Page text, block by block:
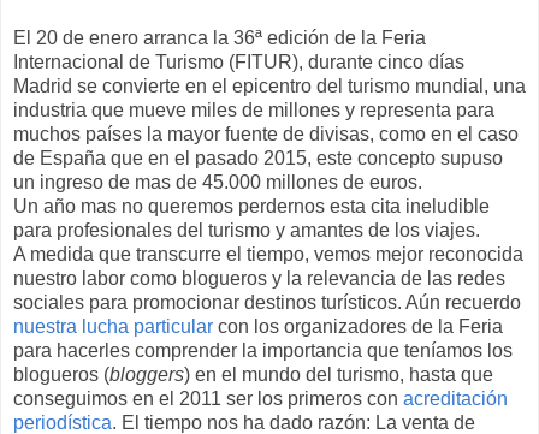
El 20 de enero arranca la 36ª edición de la Feria
Internacional de Turismo (FITUR), durante cinco días
Madrid se convierte en el epicentro del turismo mundial, una
industria que mueve miles de millones y representa para
muchos países la mayor fuente de divisas, como en el caso
de España que en el pasado 2015, este concepto supuso
un ingreso de mas de 45.000 millones de euros.
Un año mas no queremos perdernos esta cita ineludible
para profesionales del turismo y amantes de los viajes.
A medida que transcurre el tiempo, vemos mejor reconocida
nuestro labor como blogueros y la relevancia de las redes
sociales para promocionar destinos turísticos. Aún recuerdo
nuestra lucha particular con los organizadores de la Feria
para hacerles comprender la importancia que teníamos los
blogueros (bloggers) en el mundo del turismo, hasta que
conseguimos en el 2011 ser los primeros con acreditación
periodística. El tiempo nos ha dado razón: La venta de